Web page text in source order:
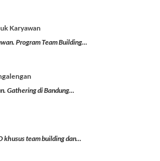
Karyawan
Program Team Building...
Gathering di Bandung...
khusus team building dan...